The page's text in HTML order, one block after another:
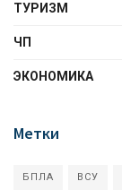
ТУРИЗМ
ЧП
ЭКОНОМИКА
Метки
БПЛА ВСУ